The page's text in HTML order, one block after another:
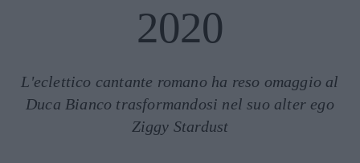
2020
L'eclettico cantante romano ha reso omaggio al
Duca Bianco trasformandosi nel suo alter ego
Ziggy Stardust